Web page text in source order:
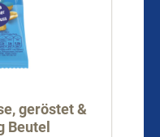
geröstet &
Beutel